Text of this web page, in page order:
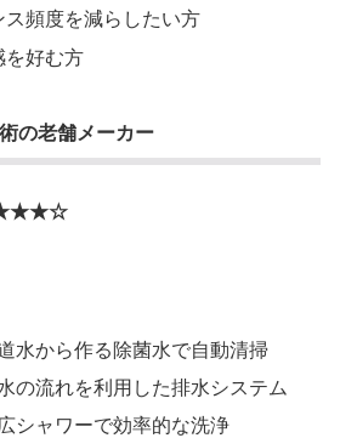
頻度を減らしたい方
を好む方
の老舗メーカー
★★★★☆
水から作る除菌水で自動清掃
の流れを利用した排水システム
シャワーで効率的な洗浄